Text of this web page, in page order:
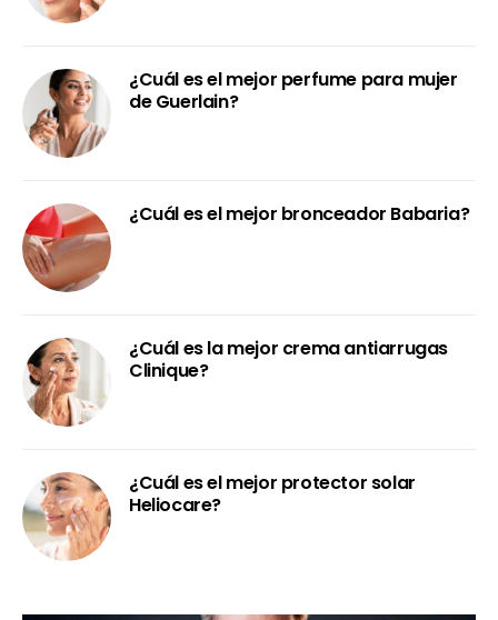
¿Cuál es el mejor perfume para mujer
de Guerlain?
¿Cuál es el mejor bronceador Babaria?
¿Cuál es la mejor crema antiarrugas
Clinique?
¿Cuál es el mejor protector solar
Heliocare?